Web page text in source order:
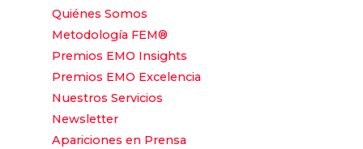
Quiénes Somos
Metodología FEM®
Premios EMO Insights
Premios EMO Excelencia
Nuestros Servicios
Newsletter
Apariciones en Prensa